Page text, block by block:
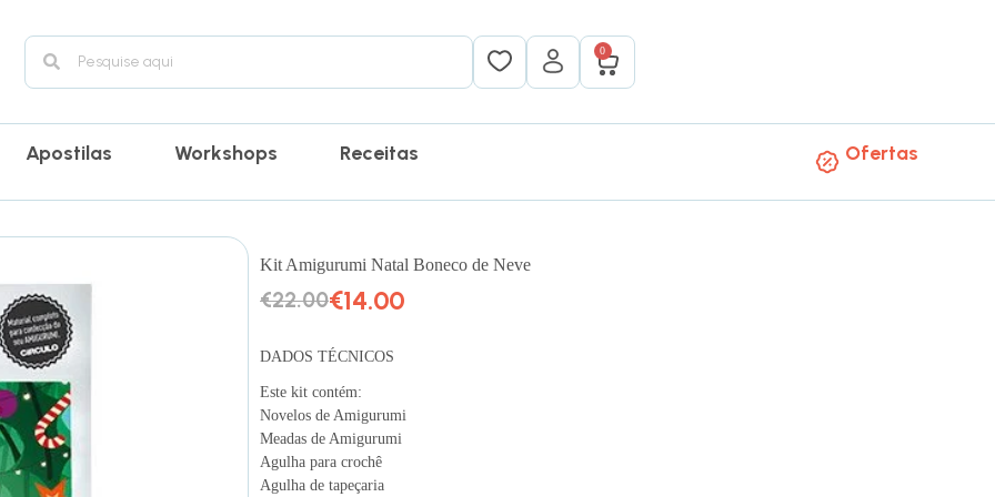
0
Apostilas Workshops Receitas Ofertas
Kit Amigurumi Natal Boneco de Neve
€22.00€14.00
DADOS TÉCNICOS
Este kit contém:
Novelos de Amigurumi
Meadas de Amigurumi
Agulha para crochê
Agulha de tapeçaria